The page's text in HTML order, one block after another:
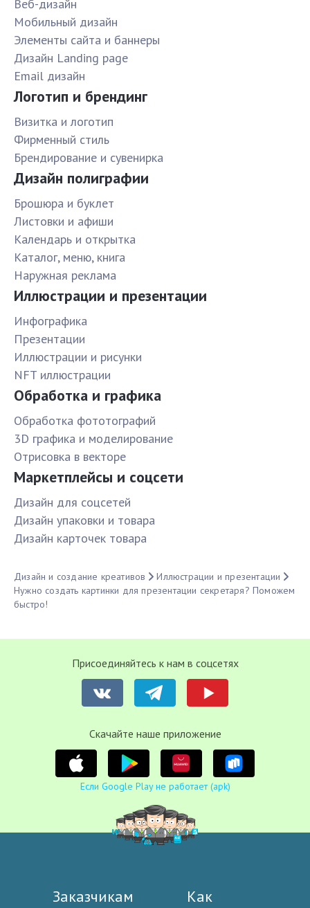
Веб-дизайн
Мобильный дизайн
Элементы сайта и баннеры
Дизайн Landing page
Email дизайн
Логотип и брендинг
Визитка и логотип
Фирменный стиль
Брендирование и сувенирка
Дизайн полиграфии
Брошюра и буклет
Листовки и афиши
Календарь и открытка
Каталог, меню, книга
Наружная реклама
Иллюстрации и презентации
Инфографика
Презентации
Иллюстрации и рисунки
NFT иллюстрации
Обработка и графика
Обработка фототографий
3D графика и моделирование
Отрисовка в векторе
Маркетплейсы и соцсети
Дизайн для соцсетей
Дизайн упаковки и товара
Дизайн карточек товара
Дизайн и создание креативов
Иллюстрации и презентации
Нужно создать картинки для презентации секретаря? Поможем
быстро!
Присоединяйтесь к нам в соцсетях
Cкачайте наше приложение
Если Google Play не работает (apk)
Заказчикам
Как